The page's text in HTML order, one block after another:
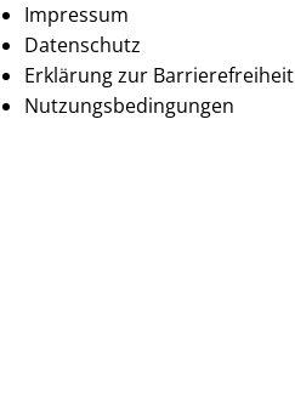
Impressum
Datenschutz
Erklärung zur Barrierefreiheit
Nutzungsbedingungen